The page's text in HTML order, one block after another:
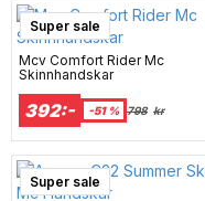
Super sale
Mcv Comfort Rider Mc
Skinnhandskar
392:- -51 % 798 kr
Super sale